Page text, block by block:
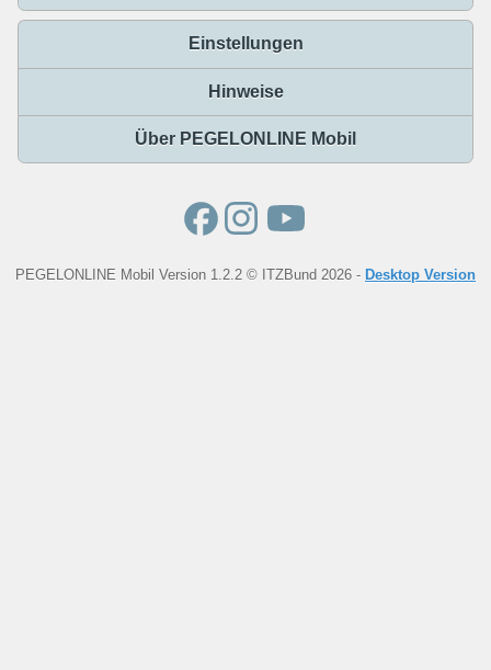
Einstellungen
Hinweise
Über PEGELONLINE Mobil
PEGELONLINE Mobil Version 1.2.2 © ITZBund 2026 - Desktop Version